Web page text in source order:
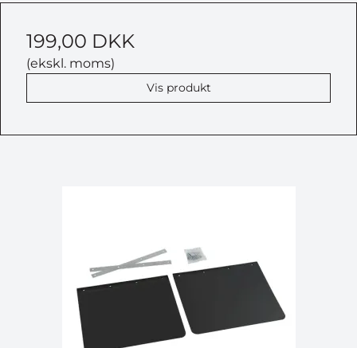
199,00 DKK
(ekskl. moms)
Vis produkt